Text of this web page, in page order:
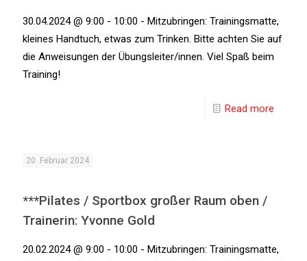
30.04.2024 @ 9:00 - 10:00 - Mitzubringen: Trainingsmatte,
kleines Handtuch, etwas zum Trinken. Bitte achten Sie auf
die Anweisungen der Übungsleiter/innen. Viel Spaß beim
Training!
Read more
20. Februar 2024
***Pilates / Sportbox großer Raum oben /
Trainerin: Yvonne Gold
20.02.2024 @ 9:00 - 10:00 - Mitzubringen: Trainingsmatte,